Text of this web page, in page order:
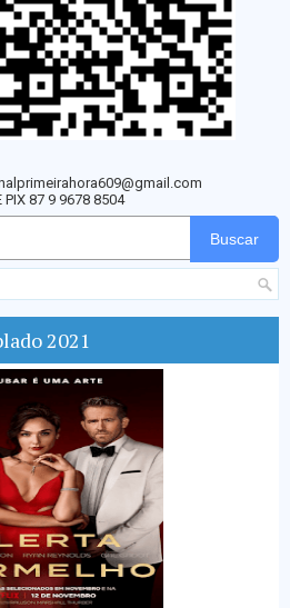
PIX 87 9 9678 8504
Buscar
2021